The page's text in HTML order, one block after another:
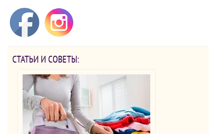
СТАТЬИ И СОВЕТЫ: